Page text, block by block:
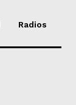
Radios